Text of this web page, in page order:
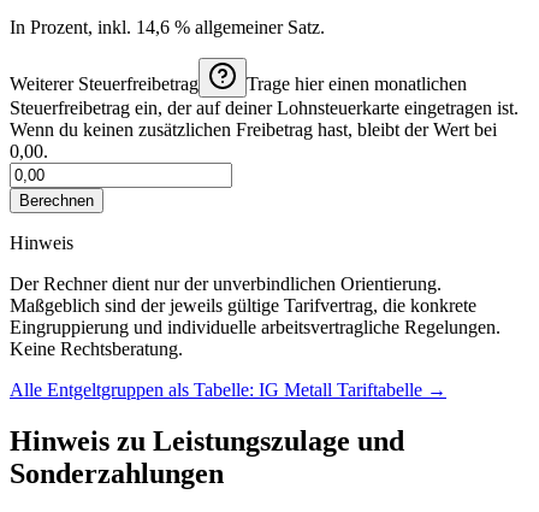
In Prozent, inkl. 14,6 % allgemeiner Satz.
Weiterer Steuerfreibetrag
Trage hier einen monatlichen
Steuerfreibetrag ein, der auf deiner Lohnsteuerkarte eingetragen ist.
Wenn du keinen zusätzlichen Freibetrag hast, bleibt der Wert bei
0,00.
Berechnen
Hinweis
Der Rechner dient nur der unverbindlichen Orientierung.
Maßgeblich sind der jeweils gültige Tarifvertrag, die konkrete
Eingruppierung und individuelle arbeitsvertragliche Regelungen.
Keine Rechtsberatung.
Alle Entgeltgruppen als Tabelle: IG Metall Tariftabelle →
Hinweis zu Leistungszulage und
Sonderzahlungen